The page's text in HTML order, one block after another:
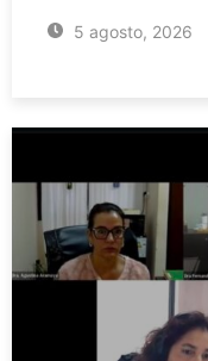
5 agosto, 2026